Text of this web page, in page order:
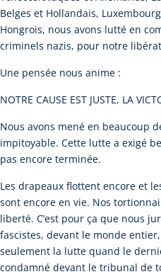
Belges et Hollandais,
Hongrois, nous avons lutté en
criminels nazis, pour notre
Une pensée nous anime :
NOTRE CAUSE EST JUSTE, LA
Nous avons mené en beaucoup
impitoyable. Cette lutte a exigé
pas encore terminée.
Les drapeaux flottent encore et
sont encore en vie. Nos
liberté. C’est pour ça que nous
fascistes, devant le monde
seulement la lutte quand le
condamné devant le tribunal de